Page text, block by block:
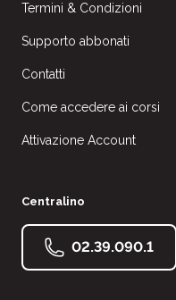
Termini & Condizioni
Supporto abbonati
Contatti
Come accedere ai corsi
Attivazione Account
Centralino
02.39.090.1